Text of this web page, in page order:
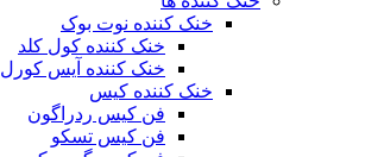
خنک کننده نوت بوک
خنک کننده کول کلد
خنک کننده آیس کورل
خنک کننده کیس
فن کیس ردراگون
فن کیس تسکو